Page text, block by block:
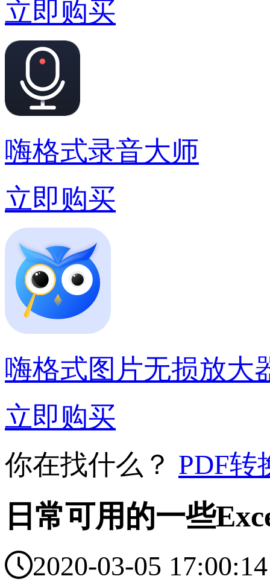
立即购买
嗨格式录音大师
立即购买
嗨格式图片无损放大
立即购买
你在找什么？ PDF
日常可用的一些
2020-03-05 17:00:14